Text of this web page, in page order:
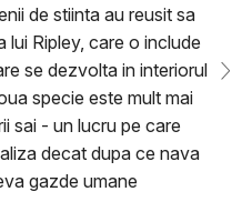
de stiinta au reusit sa
Ripley, care o include
se dezvolta in interiorul
specie este mult mai
sai - un lucru pe care
decat dupa ce nava
gazde umane